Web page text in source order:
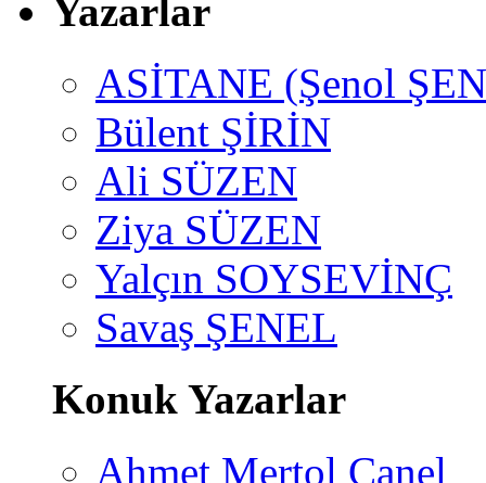
Yazarlar
ASİTANE (Şenol
Bülent ŞİRİN
Ali SÜZEN
Ziya SÜZEN
Yalçın SOYSEVİNÇ
Savaş ŞENEL
Konuk Yazarlar
Ahmet Mertol Canel